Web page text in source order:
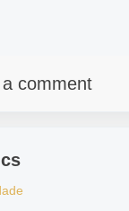
comment